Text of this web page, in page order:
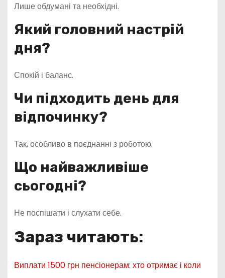
Лише обдумані та необхідні.
Який головний настрій
дня?
Спокій і баланс.
Чи підходить день для
відпочинку?
Так, особливо в поєднанні з роботою.
Що найважливіше
сьогодні?
Не поспішати і слухати себе.
Зараз читають:
Виплати 1500 грн пенсіонерам: хто отримає і коли